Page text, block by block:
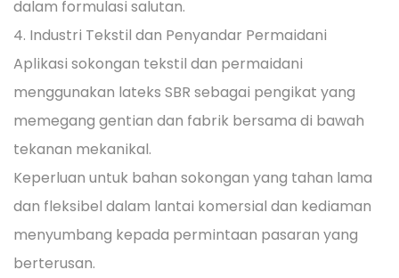
dalam formulasi salutan.
4. Industri Tekstil dan Penyandar Permaidani
Aplikasi sokongan tekstil dan permaidani
menggunakan lateks SBR sebagai pengikat yang
memegang gentian dan fabrik bersama di bawah
tekanan mekanikal.
Keperluan untuk bahan sokongan yang tahan lama
dan fleksibel dalam lantai komersial dan kediaman
menyumbang kepada permintaan pasaran yang
berterusan.